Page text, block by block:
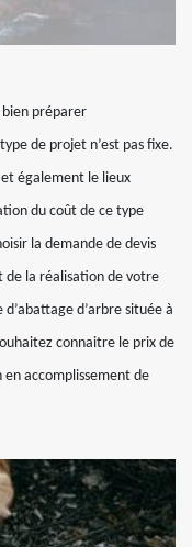
préparer
de projet n’est pas fixe.
également le lieux
du coût de ce type
la demande de devis
de la réalisation de votre
d’arbre située à
connaitre le prix de
accomplissement de